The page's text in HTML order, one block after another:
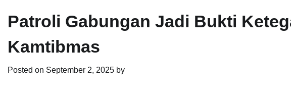
Patroli Gabungan Jadi Bukti
Kamtibmas
Posted on September 2, 2025 by